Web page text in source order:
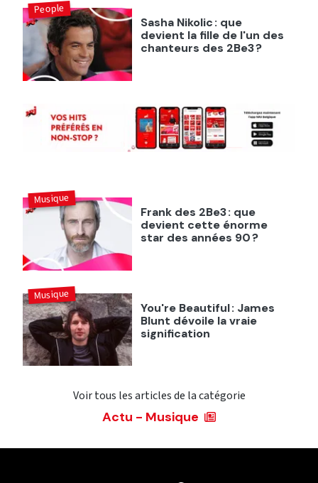
Sasha Nikolic : que
devient la fille de l'un des
chanteurs des 2Be3 ?
People
Frank des 2Be3 : que
devient cette énorme
star des années 90 ?
Musique
You're Beautiful : James
Blunt dévoile la vraie
signification
Musique
Voir tous les articles de la catégorie
Actu - Musique